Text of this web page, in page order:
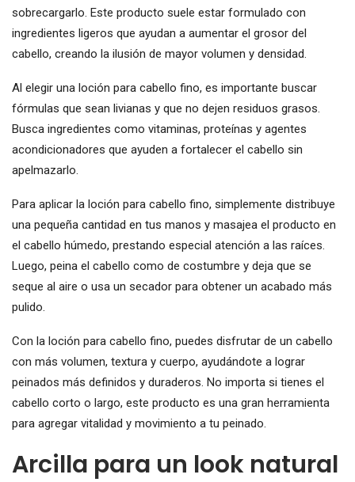
sobrecargarlo. Este producto suele estar formulado con
ingredientes ligeros que ayudan a aumentar el grosor del
cabello, creando la ilusión de mayor volumen y densidad.
Al elegir una loción para cabello fino, es importante buscar
fórmulas que sean livianas y que no dejen residuos grasos.
Busca ingredientes como vitaminas, proteínas y agentes
acondicionadores que ayuden a fortalecer el cabello sin
apelmazarlo.
Para aplicar la loción para cabello fino, simplemente distribuye
una pequeña cantidad en tus manos y masajea el producto en
el cabello húmedo, prestando especial atención a las raíces.
Luego, peina el cabello como de costumbre y deja que se
seque al aire o usa un secador para obtener un acabado más
pulido.
Con la loción para cabello fino, puedes disfrutar de un cabello
con más volumen, textura y cuerpo, ayudándote a lograr
peinados más definidos y duraderos. No importa si tienes el
cabello corto o largo, este producto es una gran herramienta
para agregar vitalidad y movimiento a tu peinado.
Arcilla para un look natural